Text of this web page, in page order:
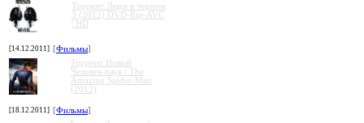
Торрент Люди в черном
3 (2012) DVD-Rip-AVC
| HD
[14.12.2011] [Фильмы]
Торрент Новый
Человек-паук / The
Amazing Spider-Man
(2012)
[18.12.2011] [Фильмы]